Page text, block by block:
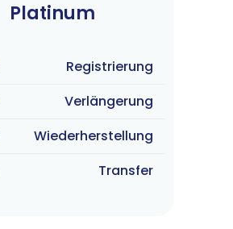
Platinum
Registrierung
Verlängerung
Wiederherstellung
Transfer